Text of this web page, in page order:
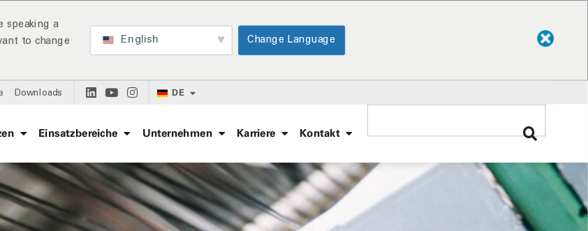
speaking a
to change English Change Language
Downloads DE
Einsatzbereiche Unternehmen Karriere Kontakt